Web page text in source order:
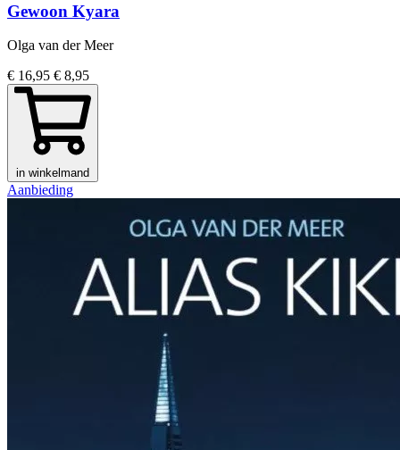
Gewoon Kyara
Olga van der Meer
€ 16,95 € 8,95
in winkelmand
Aanbieding